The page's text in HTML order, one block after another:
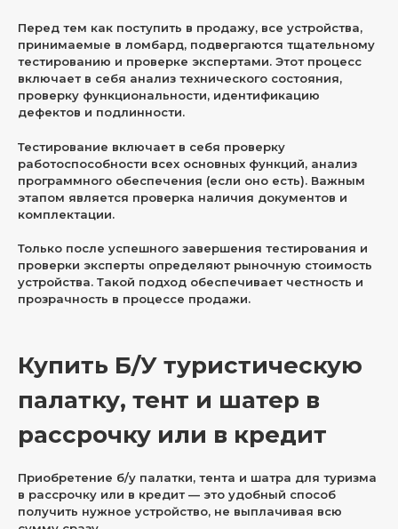
Перед тем как поступить в продажу, все устройства,
принимаемые в ломбард, подвергаются тщательному
тестированию и проверке экспертами. Этот процесс
включает в себя анализ технического состояния,
проверку функциональности, идентификацию
дефектов и подлинности.
Тестирование включает в себя проверку
работоспособности всех основных функций, анализ
программного обеспечения (если оно есть). Важным
этапом является проверка наличия документов и
комплектации.
Только после успешного завершения тестирования и
проверки эксперты определяют рыночную стоимость
устройства. Такой подход обеспечивает честность и
прозрачность в процессе продажи.
Купить Б/У туристическую
палатку, тент и шатер в
рассрочку или в кредит
Приобретение б/у палатки, тента и шатра для туризма
в рассрочку или в кредит — это удобный способ
получить нужное устройство, не выплачивая всю